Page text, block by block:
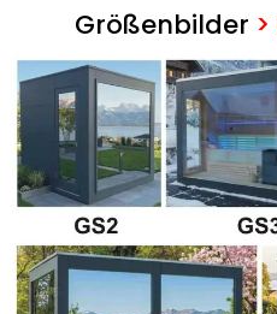
Größenbilder >